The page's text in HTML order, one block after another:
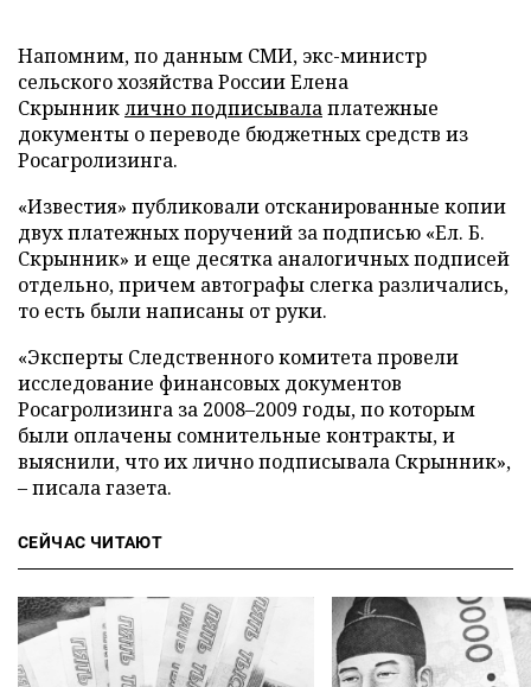
Напомним, по данным СМИ, экс-министр
сельского хозяйства России Елена
Скрынниклично подписывалаплатежные
документы о переводе бюджетных средств из
Росагролизинга.
«Известия» публиковали отсканированные копии
двух платежных поручений за подписью «Ел. Б.
Скрынник» и еще десятка аналогичных подписей
отдельно, причем автографы слегка различались,
то есть были написаны от руки.
«Эксперты Следственного комитета провели
исследование финансовых документов
Росагролизинга за 2008–2009 годы, по которым
были оплачены сомнительные контракты, и
выяснили, что их лично подписывала Скрынник»,
– писала газета.
СЕЙЧАС ЧИТАЮТ